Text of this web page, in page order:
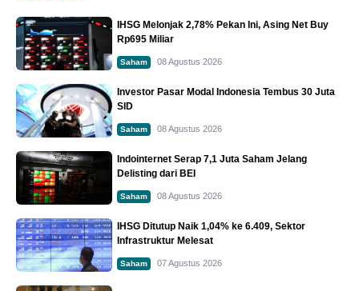
IHSG Melonjak 2,78% Pekan Ini, Asing Net Buy
Rp695 Miliar
Saham 08 Agustus 2026
Investor Pasar Modal Indonesia Tembus 30 Juta
SID
Saham 08 Agustus 2026
Indointernet Serap 7,1 Juta Saham Jelang
Delisting dari BEI
Saham 08 Agustus 2026
IHSG Ditutup Naik 1,04% ke 6.409, Sektor
Infrastruktur Melesat
Saham 07 Agustus 2026